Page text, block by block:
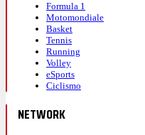
Formula 1
Motomondiale
Basket
Tennis
Running
Volley
eSports
Ciclismo
NETWORK